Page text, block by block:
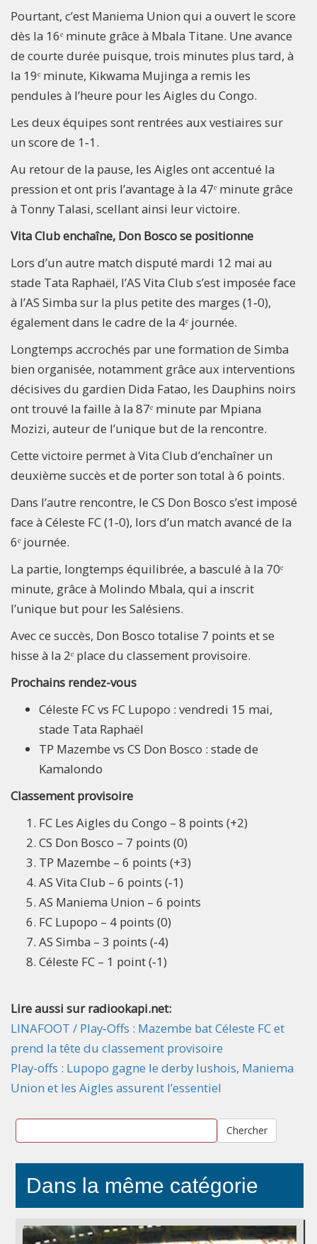
Pourtant, c’est Maniema Union qui a ouvert le score
dès la 16ᵉ minute grâce à Mbala Titane. Une avance
de courte durée puisque, trois minutes plus tard, à
la 19ᵉ minute, Kikwama Mujinga a remis les
pendules à l’heure pour les Aigles du Congo.
Les deux équipes sont rentrées aux vestiaires sur
un score de 1‑1.
Au retour de la pause, les Aigles ont accentué la
pression et ont pris l’avantage à la 47ᵉ minute grâce
à Tonny Talasi, scellant ainsi leur victoire.
Vita Club enchaîne, Don Bosco se positionne
Lors d’un autre match disputé mardi 12 mai au
stade Tata Raphaël, l’AS Vita Club s’est imposée face
à l’AS Simba sur la plus petite des marges (1‑0),
également dans le cadre de la 4ᵉ journée.
Longtemps accrochés par une formation de Simba
bien organisée, notamment grâce aux interventions
décisives du gardien Dida Fatao, les Dauphins noirs
ont trouvé la faille à la 87ᵉ minute par Mpiana
Mozizi, auteur de l’unique but de la rencontre.
Cette victoire permet à Vita Club d’enchaîner un
deuxième succès et de porter son total à 6 points.
Dans l’autre rencontre, le CS Don Bosco s’est imposé
face à Céleste FC (1‑0), lors d’un match avancé de la
6ᵉ journée.
La partie, longtemps équilibrée, a basculé à la 70ᵉ
minute, grâce à Molindo Mbala, qui a inscrit
l’unique but pour les Salésiens.
Avec ce succès, Don Bosco totalise 7 points et se
hisse à la 2ᵉ place du classement provisoire.
Prochains rendez-vous
Céleste FC vs FC Lupopo : vendredi 15 mai,
stade Tata Raphaël
TP Mazembe vs CS Don Bosco : stade de
Kamalondo
Classement provisoire
FC Les Aigles du Congo – 8 points (+2)
CS Don Bosco – 7 points (0)
TP Mazembe – 6 points (+3)
AS Vita Club – 6 points (‑1)
AS Maniema Union – 6 points
FC Lupopo – 4 points (0)
AS Simba – 3 points (‑4)
Céleste FC – 1 point (‑1)
Lire aussi sur radiookapi.net:
LINAFOOT / Play‑Offs : Mazembe bat Céleste FC et
prend la tête du classement provisoire
Play-offs : Lupopo gagne le derby lushois, Maniema
Union et les Aigles assurent l’essentiel
Chercher
Dans la même catégorie